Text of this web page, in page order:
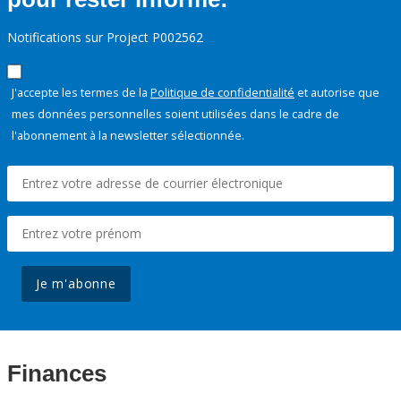
Notifications sur Project P002562
J'accepte les termes de la Politique de confidentialité et autorise que
mes données personnelles soient utilisées dans le cadre de
l'abonnement à la newsletter sélectionnée.
Je m'abonne
Finances